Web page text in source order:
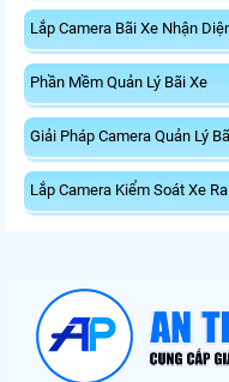
Lắp Camera Bãi Xe Nhận
Phần Mềm Quản Lý Bãi Xe
Giải Pháp Camera Quản Lý
Lắp Camera Kiểm Soát Xe